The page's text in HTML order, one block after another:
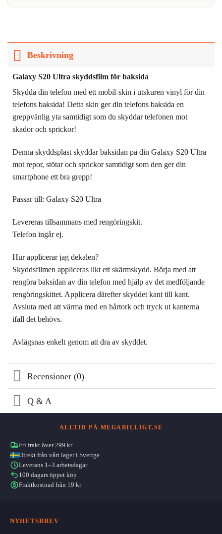
Beskrivning
Galaxy S20 Ultra skyddsfilm för baksida
Skydda din telefon med ett mobil-skin i utskuren vinyl för din
telefons baksida! Detta skin ger din telefons baksida en
greppvänlig yta samtidigt som du skyddar telefonen mot
skador och sprickor!
Denna skyddsplast skyddar baksidan på din Galaxy S20 Ultra
mot repor, stötar och sprickor samtidigt som den ger din
smartphone ett bra grepp!
Passar till: Galaxy S20 Ultra
Levereras tillsammans med rengöringskit.
Telefon ingår ej.
Hur applicerar jag dekalen?
Skyddsfilmen appliceras likt ett skärmskydd. Börja med att
rengöra baksidan av din telefon med hjälp av det medföljande
rengöringskittet. Applicera därefter skyddet kant till kant.
Avsluta med att värma med en hårtork och tryck ut kanterna
ifall det behövs.
Avlägsnas enkelt genom att dra av skyddet.
Recensioner (0)
Q & A
ALLTID PÅ MEGABILLIGT.SE
Fri frakt över 299 kr
Direkt från vårt lager i Sverige
Leverans 1–3 arbetsdagar
100 dagars öppet köp
Fraktkostnad från 19 kr
NYHETSBREV